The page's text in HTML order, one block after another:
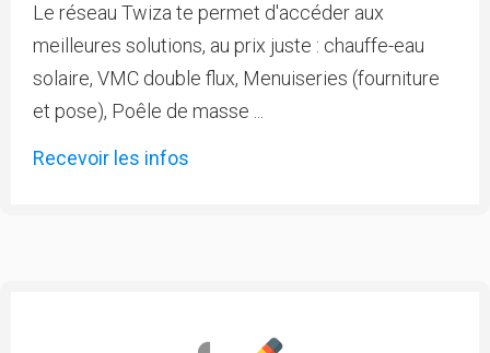
Le réseau Twiza te permet d'accéder aux
meilleures solutions, au prix juste : chauffe-eau
solaire, VMC double flux, Menuiseries (fourniture
et pose), Poêle de masse ...
Recevoir les infos